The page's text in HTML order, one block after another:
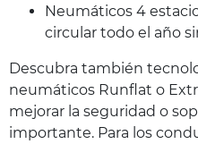
Neumáticos 4
circular todo el año
Descubra también
neumáticos Runflat o
mejorar la seguridad o
importante. Para los